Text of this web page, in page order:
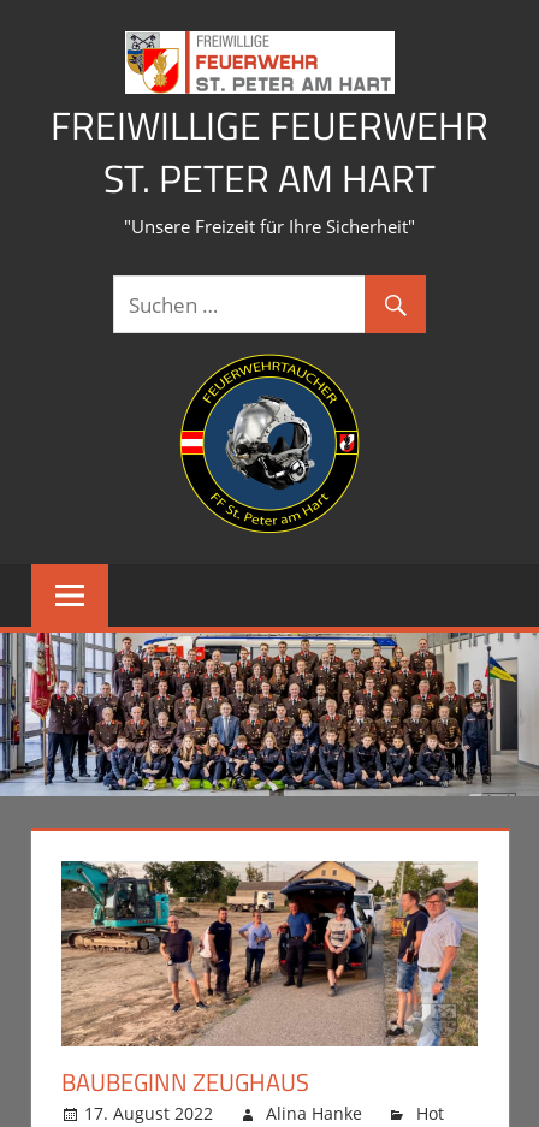
FREIWILLIGE FEUERWEHR
ST. PETER AM HART
"Unsere Freizeit für Ihre Sicherheit"
BAUBEGINN ZEUGHAUS
17. August 2022 Alina Hanke
Hot